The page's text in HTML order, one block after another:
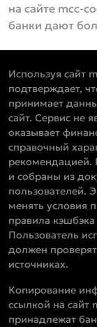
на сайте mcc-
банки дают
Используя сайт
подтверждает,
принимает
сайт. Сервис не
оказывает
справочный
рекомендацией.
и собраны из
пользователей.
менять условия
правила
Пользователь
должен
источниках.
Копирование
ссылкой на сайт
принадлежат